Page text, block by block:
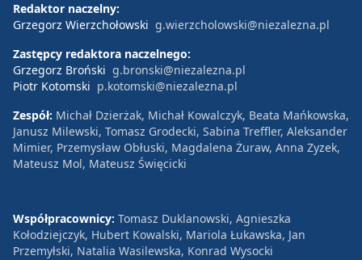
Redaktor naczelny:
Grzegorz Wierzchołowski g.wierzcholowski@niezalezna.pl
Zastępcy redaktora naczelnego:
Grzegorz Broński g.bronski@niezalezna.pl
Piotr Kotomski p.kotomski@niezalezna.pl
Zespół: Michał Dzierżak, Michał Kowalczyk, Beata Mańkowska,
Janusz Milewski, Tomasz Grodecki, Sabina Treffler, Aleksander
Mimier, Przemysław Obłuski, Magdalena Żuraw, Anna Zyzek,
Mateusz Mol, Mateusz Święcicki
Współpracownicy: Tomasz Duklanowski, Agnieszka
Kołodziejczyk, Hubert Kowalski, Mariola Łukawska, Jan
Przemyłski, Natalia Wasilewska, Konrad Wysocki